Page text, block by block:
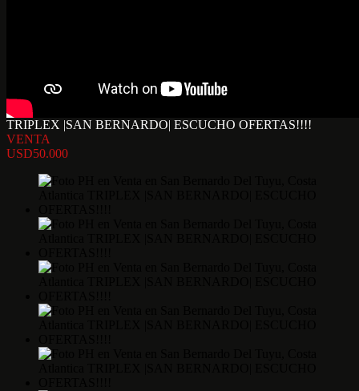
TRIPLEX |SAN BERNARDO| ESCUCHO OFERTAS!!!!
VENTA
USD50.000